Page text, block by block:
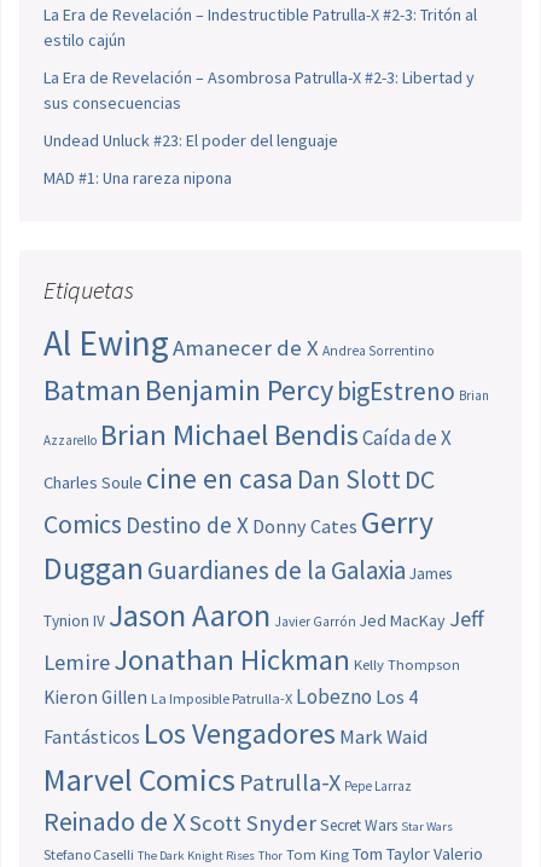
La Era de Revelación – Indestructible Patrulla-X #2-3: Tritón al
estilo cajún
La Era de Revelación – Asombrosa Patrulla-X #2-3: Libertad y
sus consecuencias
Undead Unluck #23: El poder del lenguaje
MAD #1: Una rareza nipona
Etiquetas
Al EwingAmanecer de X Andrea Sorrentino
Batman Benjamin PercybigEstreno Brian
Azzarello Brian Michael BendisCaída de X
Charles Soule cine en casa Dan SlottDC
Comics Destino de X Donny Cates Gerry
Duggan Guardianes de la Galaxia James
Tynion IV Jason Aaron Javier Garrón Jed MacKay Jeff
LemireJonathan Hickman Kelly Thompson
Kieron Gillen La Imposible Patrulla-X Lobezno Los 4
Fantásticos Los Vengadores Mark Waid
Marvel Comics Patrulla-X Pepe Larraz
Reinado de XScott SnyderSecret Wars Star Wars
Stefano Caselli The Dark Knight Rises Thor Tom King Tom TaylorValerio